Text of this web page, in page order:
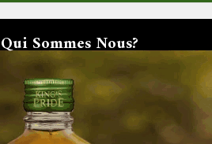
Qui Sommes Nous?